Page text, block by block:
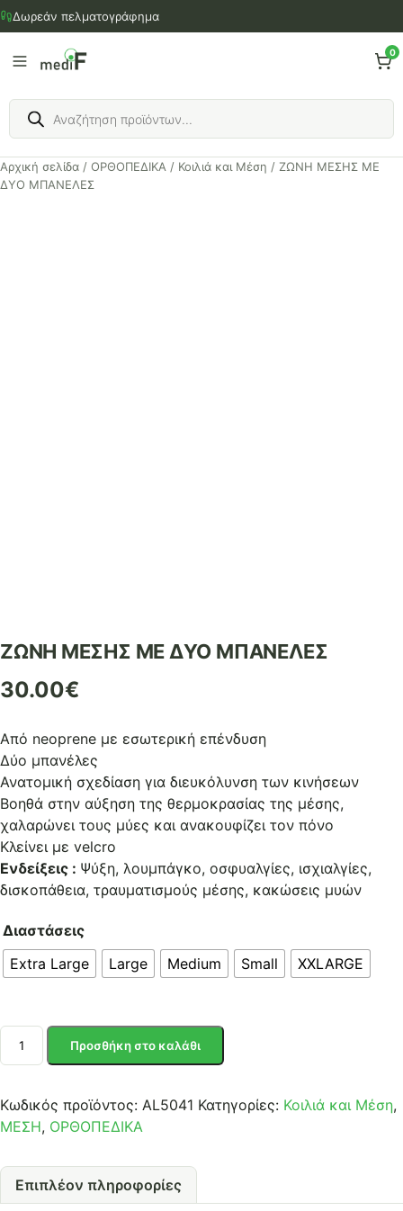
Μετάβαση
στο
περιεχόμενο
Δωρεάν πελματογράφημα
0
Products
search
Αρχική σελίδα / ΟΡΘΟΠΕΔΙΚΑ / Κοιλιά και Μέση / ΖΩΝΗ ΜΕΣΗΣ ΜΕ
ΔΥΟ ΜΠΑΝΕΛΕΣ
ΖΩΝΗ ΜΕΣΗΣ ΜΕ ΔΥΟ ΜΠΑΝΕΛΕΣ
30.00€
Από neoprene με εσωτερική επένδυση
Δύο μπανέλες
Ανατομική σχεδίαση για διευκόλυνση των κινήσεων
Βοηθά στην αύξηση της θερμοκρασίας της μέσης,
χαλαρώνει τους μύες και ανακουφίζει τον πόνο
Κλείνει με velcro
Ενδείξεις : Ψύξη, λουμπάγκο, οσφυαλγίες, ισχιαλγίες,
δισκοπάθεια, τραυματισμούς μέσης, κακώσεις μυών
Διαστάσεις
Extra Large
Large Medium Small XXLARGE
ΜΕΣΗΣ
ΔΥΟ
ΜΠΑΝΕΛΕΣ
Προσθήκη στο καλάθι
Κωδικός προϊόντος: AL5041 Κατηγορίες: Κοιλιά και Μέση,
ΜΕΣΗ, ΟΡΘΟΠΕΔΙΚΑ
Επιπλέον πληροφορίες